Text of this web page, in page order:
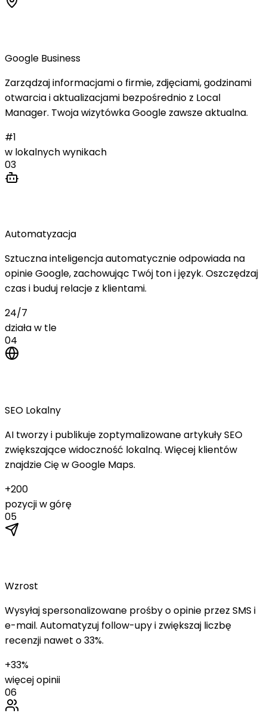
Google Business
Zarządzaj informacjami o firmie, zdjęciami, godzinami
otwarcia i aktualizacjami bezpośrednio z Local
Manager. Twoja wizytówka Google zawsze aktualna.
#1
w lokalnych wynikach
03
Automatyzacja
Sztuczna inteligencja automatycznie odpowiada na
opinie Google, zachowując Twój ton i język. Oszczędzaj
czas i buduj relacje z klientami.
24/7
działa w tle
04
SEO Lokalny
AI tworzy i publikuje zoptymalizowane artykuły SEO
zwiększające widoczność lokalną. Więcej klientów
znajdzie Cię w Google Maps.
+200
pozycji w górę
05
Wzrost
Wysyłaj spersonalizowane prośby o opinie przez SMS i
e-mail. Automatyzuj follow-upy i zwiększaj liczbę
recenzji nawet o 33%.
+33%
więcej opinii
06